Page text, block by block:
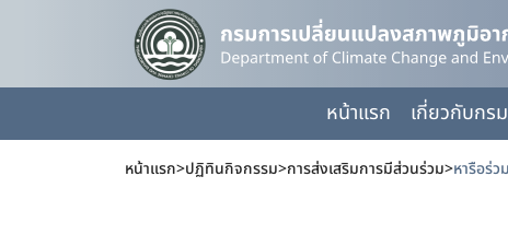
หน้าแรก เกี่ยวกับกรม
หน้าแรก>ปฏิทินกิจกรรม>การส่งเสริมการมีส่วนร่วม>